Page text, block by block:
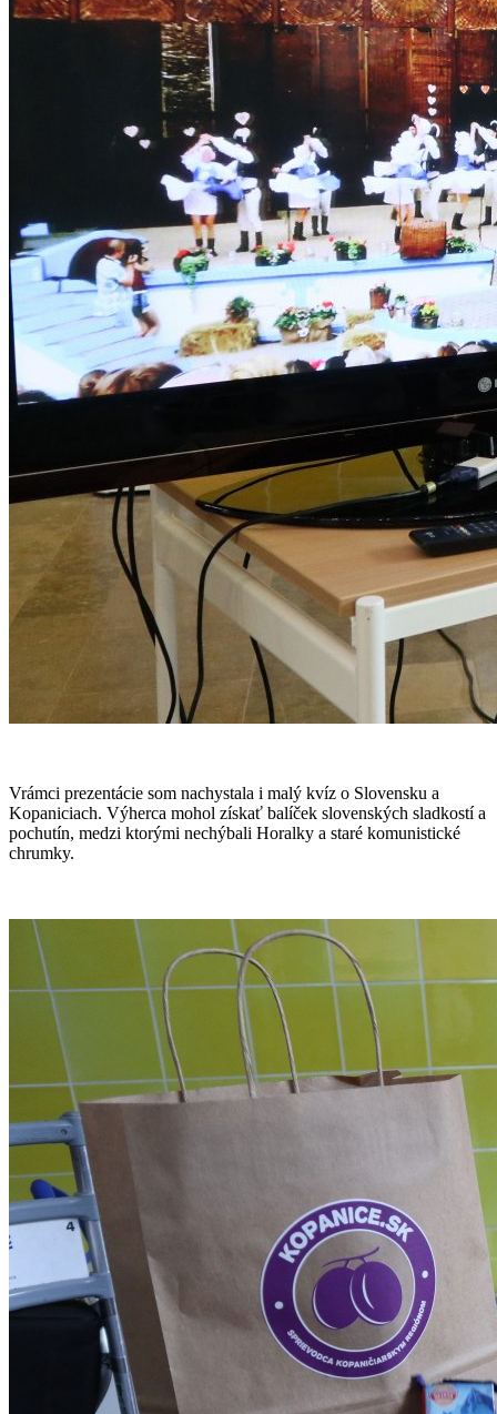
Vrámci prezentácie som nachystala i malý kvíz o Slovensku a
Kopaniciach. Výherca mohol získať balíček slovenských sladkostí a
pochutín, medzi ktorými nechýbali Horalky a staré komunistické
chrumky.